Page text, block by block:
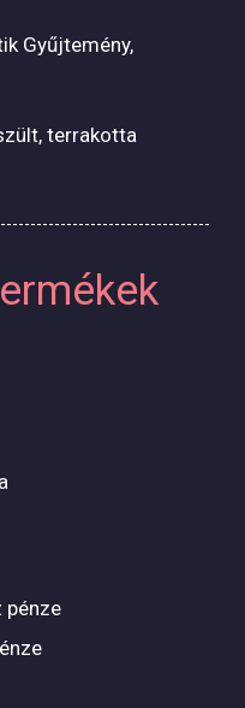
Gyűjtemény,
terrakotta